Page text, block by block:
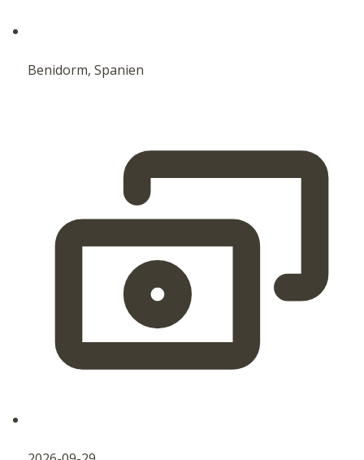
Benidorm, Spanien